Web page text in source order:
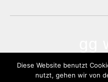
0815 GAMING |
MADE IN
Diese Website benutzt
nutzt, gehen wir von